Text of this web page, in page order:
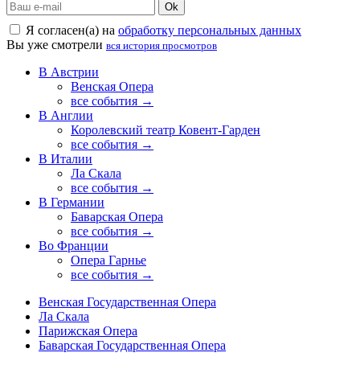
Ok
Я согласен(а) на обработку персональных данных
Вы уже смотрели вся история просмотров
В Австрии
Венская Опера
все события →
В Англии
Королевский театр Ковент-Гарден
все события →
В Италии
Ла Скала
все события →
В Германии
Баварская Опера
все события →
Во Франции
Опера Гарнье
все события →
Венская Государственная Опера
Ла Скала
Парижская Опера
Баварская Государственная Опера